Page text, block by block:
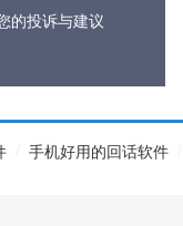
的投诉与建议
手机好用的回话软件